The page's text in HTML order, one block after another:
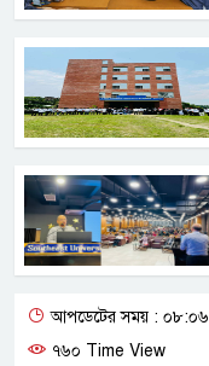
আপডেটের সময় :
৭৬০ Time View